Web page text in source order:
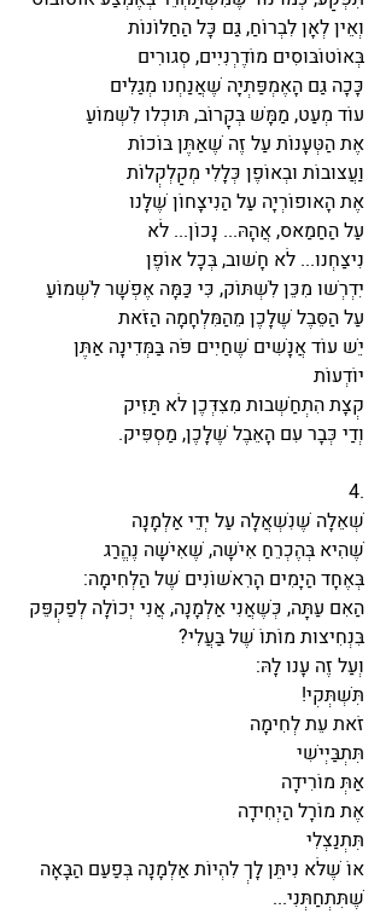
וְאֵין לְאָן לִבְרוֹחַ, גַּם כָּל הַחַלּוֹנוֹת
בְּאוֹטוֹבּוּסִים מוֹדֶרְנִיִּים, סְגוּרִים
כָּכָה גַּם הָאֶמְפַּתְיָה שֶׁאֲנַחְנוּ מְגַלִּים
עוֹד מְעַט, מַמָּשׁ בְּקָרוֹב, תּוּכְלוּ לִשְׁמוֹעַ
אֶת הַטְּעָנוֹת עַל זֶה שֶׁאַתֶּן בּוֹכוֹת
וַעֲצוּבוֹת וּבְאוֹפֶן כְּלָלִי מְקַלְקְלוֹת
אֶת הָאוּפוֹרְיָה עַל הַנִּיצָּחוֹן שֶׁלָּנוּ
עַל הַחַמַאס, אֲהָהּ... נָכוֹן... לֹא
נִיצַּחְנוּ... לֹא חָשׁוּב, בְּכָל אוֹפֶן
יִדְרְשׁוּ מִכֵּן לִשְׁתּוֹק, כִּי כַּמָּה אֶפְשָׁר לִשְׁמוֹעַ
עַל הַסֵּבֶל שֶׁלָּכֶן מֵהַמִּלְחָמָה הַזֹּאת
יֵשׁ עוֹד אֲנָשִׁים שֶׁחַיִּים פֹּה בַּמְּדִינָה אַתֶּן
יוֹדְעוֹת
קְצָת הִתְחַשְּׁבוּת מִצִּדְּכֶן לֹא תַּזִּיק
וְדַי כְּבָר עִם הָאֵבֶל שֶׁלָּכֶן, מַסְפִּיק.
4.
שְׁאֵלָה שֶׁנִּשְׁאֲלָה עַל יְדֵי אַלְמָנָה
שֶׁהִיא בְּהֶכְרֵחַ אִישָּׁה, שֶׁאִישָּׁה נֶהֱרַג
בְּאֶחָד הַיָּמִים הָרִאשׁוֹנִים שֶׁל הַלְּחִימָה:
הַאִם עַתָּה, כְּשֶׁאֲנִי אַלְמָנָה, אֲנִי יְכוֹלָה לְפַקְפֵּק
בִּנְחִיצוּת מוֹתוֹ שֶׁל בַּעֲלִי?
וְעַל זֶה עָנוּ לָהּ:
תִּשְׁתְּקִי!
זֹאת עֵת לְחִימָה
תִּתְבַּיְּישִׁי
אַתְּ מוֹרִידָה
אֶת מוֹרָל הַיְּחִידָה
תִּתְנַצְּלִי
אוֹ שֶׁלֹּא נִיתֵּן לָךְ לִהְיוֹת אַלְמָנָה בְּפַעַם הַבָּאָה
שֶׁתִּתְחַתְּנִי...